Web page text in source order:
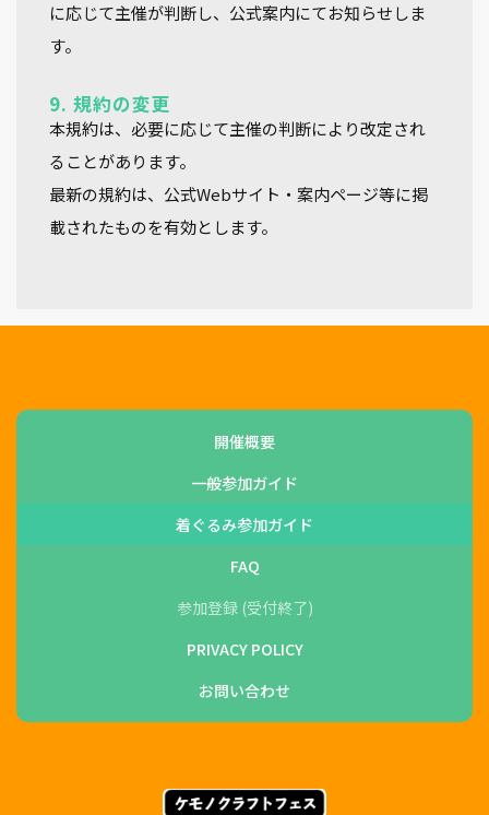
に応じて主催が判断し、公式案内にてお知らせしま
す。
9. 規約の変更
本規約は、必要に応じて主催の判断により改定され
ることがあります。
最新の規約は、公式Webサイト・案内ページ等に掲
載されたものを有効とします。
開催概要
一般参加ガイド
着ぐるみ参加ガイド
FAQ
参加登録 (受付終了)
PRIVACY POLICY
お問い合わせ